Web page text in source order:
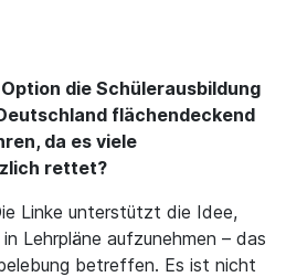
die Schülerausbildung
flächendeckend
da es viele
rettet?
Linke unterstützt die Idee,
Lehrpläne aufzunehmen – das
betreffen. Es ist nicht